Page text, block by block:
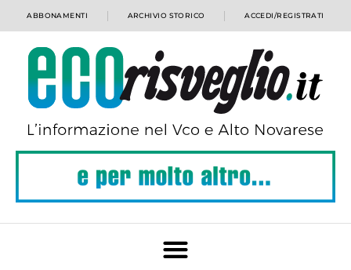
ABBONAMENTI ARCHIVIO STORICO ACCEDI/REGISTRATI